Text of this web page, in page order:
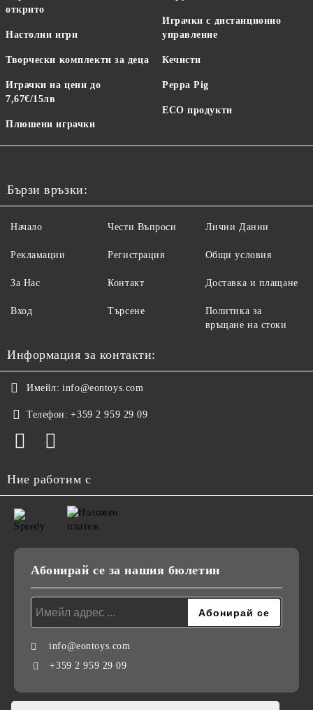
открито
Настолни игри
Творчески комплекти за деца
Играчки на цени до
7,67€/15лв
Плюшени играчки
Играчки с дистанционно
управление
Кечисти
Peppa Pig
ECO продукти
Бързи връзки:
Начало
Рекламации
За Нас
Вход
Чести Въпроси
Регистрация
Контакт
Търсене
Лични Данни
Общи условия
Доставка и плащане
Политика за
връщане на стоки
Информация за контакти:
Имейл: info@eontoys.com
Телефон: +359 2 959 29 09
Ние работим с
Абонирай се за нашия бюлетин
info@eontoys.com
+359 2 959 29 09